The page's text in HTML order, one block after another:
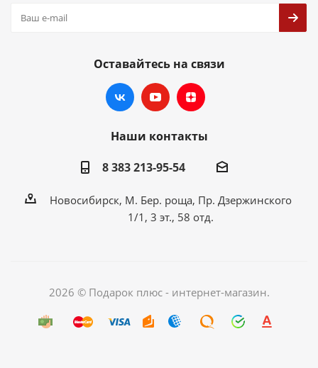
Оставайтесь на связи
Наши контакты
8 383 213-95-54
Новосибирск, М. Бер. роща, Пр. Дзержинского
1/1, 3 эт., 58 отд.
2026 © Подарок плюс - интернет-магазин.